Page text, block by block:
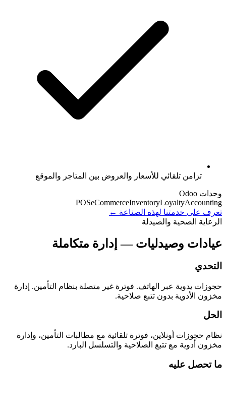
تزامن تلقائي للأسعار والعروض بين المتاجر والموقع
وحدات Odoo
POSeCommerceInventoryLoyaltyAccounting
تعرف على خدمتنا لهذه الصناعة ←
الرعاية الصحية والصيدلة
عيادات وصيدليات — إدارة متكاملة
التحدي
حجوزات يدوية عبر الهاتف. فوترة غير متصلة بنظام التأمين. إدارة
مخزون الأدوية بدون تتبع صلاحية.
الحل
نظام حجوزات أونلاين، فوترة تلقائية مع مطالبات التأمين، وإدارة
مخزون أدوية مع تتبع الصلاحية والتسلسل البارد.
ما تحصل عليه